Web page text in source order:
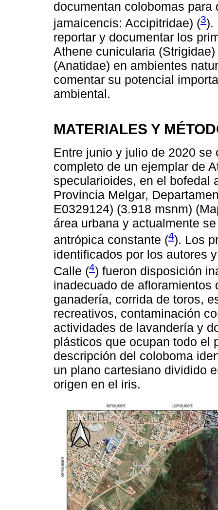
documentan colobomas
jamaicencis: Accipitridae) (3).
reportar y documentar los
Athene cunicularia
(Anatidae) en ambientes
comentar su potencial
ambiental.
MATERIALES Y
Entre junio y julio de 2020
completo de un ejemplar de
specularioides, en el bofedal
Provincia Melgar,
E0329124) (3.918 msnm)
área urbana y actualmente
antrópica constante (4). Los
identificados por los autores
Calle (4) fueron disposición
inadecuado de afloramientos
ganadería, corrida de toros,
recreativos, contaminación
actividades de lavandería y
plásticos que ocupan todo el
descripción del coloboma
un plano cartesiano dividido
origen en el iris.